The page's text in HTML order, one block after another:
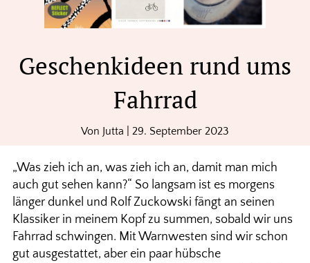
Geschenkideen rund ums
Fahrrad
Von Jutta 29. September 2023
„Was zieh ich an, was zieh ich an, damit man mich
auch gut sehen kann?“ So langsam ist es morgens
länger dunkel und Rolf Zuckowski fängt an seinen
Klassiker in meinem Kopf zu summen, sobald wir uns
Fahrrad schwingen. Mit Warnwesten sind wir schon
gut ausgestattet, aber ein paar hübsche